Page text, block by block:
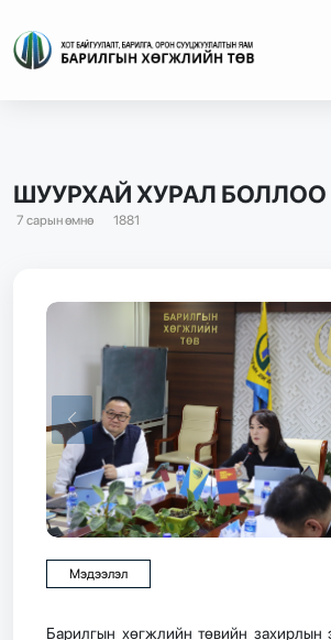
ШУУРХАЙ ХУРАЛ БОЛЛОО
7 сарын өмнө 1881
Мэдээлэл
Барилгын хөгжлийн төвийн захирлын